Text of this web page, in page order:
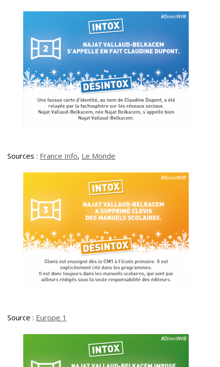
Sources : France Info, Le Monde
Source : Europe 1